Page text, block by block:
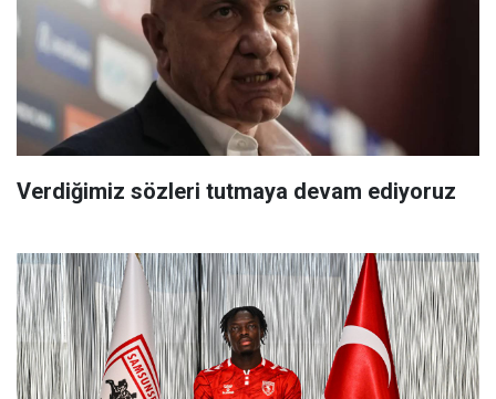
Verdiğimiz sözleri tutmaya devam ediyoruz